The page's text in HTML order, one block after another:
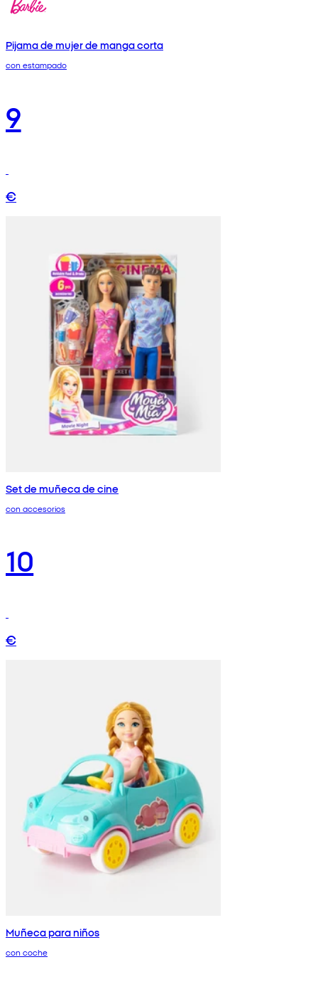
Pijama de mujer de manga corta
con estampado
9
€
Set de muñeca de cine
con accesorios
10
€
Muñeca para niños
con coche